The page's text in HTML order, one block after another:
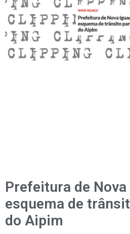
Prefeitura de
esquema de
do Aipim